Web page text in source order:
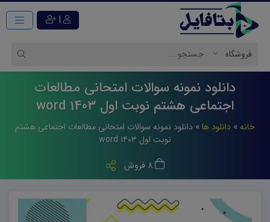
|
دانلود نمونه سوالات امتحانی مطالعات
اجتماعی هشتم نوبت اول 1403 word
خانه » دانلود ها » دانلود نمونه سوالات امتحانی مطالعات اجتماعی هشتم
نوبت اول ۱۴۰۳ word
8 فروش